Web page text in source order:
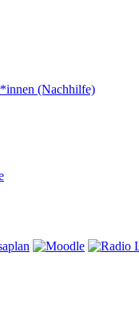
(Nachhilfe)